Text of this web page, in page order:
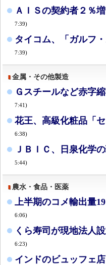
ＡＩＳの契約者２％
7:39)
タイコム、「ガルフ
7:39)
金属・その他製造
Ｇスチールなど赤字
7:41)
花王、高級化粧品「
6:38)
ＪＢＩＣ、日泉化学
5:44)
農水・食品・医薬
上半期のコメ輸出量
6:06)
くら寿司が現地法人
6:23)
インドのビュッフェ